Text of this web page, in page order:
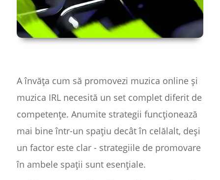
A învăța cum să promovezi muzica online și
muzica IRL necesită un set complet diferit de
competențe. Anumite strategii funcționează
mai bine într-un spațiu decât în celălalt, deși
un factor este clar - strategiile de promovare
în ambele spații sunt esențiale.